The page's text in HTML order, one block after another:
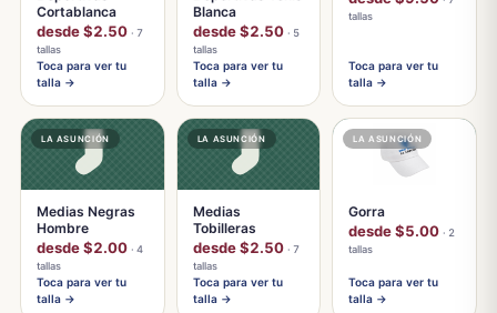
Cortablanca
desde $2.50 · 7
tallas
Toca para ver tu
talla →
Blanca
desde $2.50 · 5
tallas
Toca para ver tu
talla →
tallas
Toca para ver tu
talla →
LA ASUNCIÓN
Medias Negras
Hombre
desde $2.00 · 4
tallas
Toca para ver tu
talla →
LA ASUNCIÓN
Medias
Tobilleras
desde $2.50 · 7
tallas
Toca para ver tu
talla →
LA ASUNCIÓN
Gorra
desde $5.00 · 2
tallas
Toca para ver tu
talla →